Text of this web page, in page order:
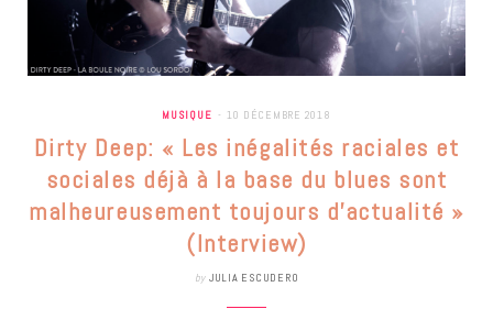
MUSIQUE 10 DÉCEMBRE 2018
Dirty Deep: « Les inégalités raciales et
sociales déjà à la base du blues sont
malheureusement toujours d’actualité »
(Interview)
by JULIA ESCUDERO